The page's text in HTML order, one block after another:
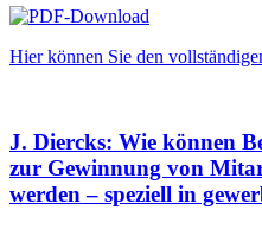
Hier können Sie den
J. Diercks: Wie können
zur Gewinnung von
werden – speziell in